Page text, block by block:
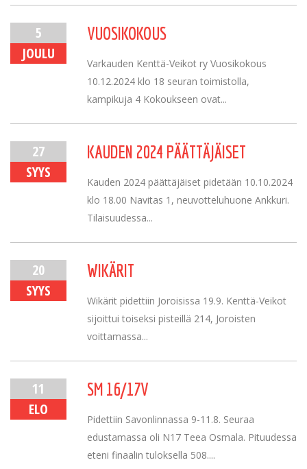
5
JOULU
VUOSIKOKOUS
Varkauden Kenttä-Veikot ry Vuosikokous
10.12.2024 klo 18 seuran toimistolla,
kampikuja 4 Kokoukseen ovat...
27
SYYS
KAUDEN 2024 PÄÄTTÄJÄISET
Kauden 2024 päättäjäiset pidetään 10.10.2024
klo 18.00 Navitas 1, neuvotteluhuone Ankkuri.
Tilaisuudessa...
20
SYYS
WIKÄRIT
Wikärit pidettiin Joroisissa 19.9. Kenttä-Veikot
sijoittui toiseksi pisteillä 214, Joroisten
voittamassa...
11
ELO
SM 16/17V
Pidettiin Savonlinnassa 9-11.8. Seuraa
edustamassa oli N17 Teea Osmala. Pituudessa
eteni finaalin tuloksella 508....